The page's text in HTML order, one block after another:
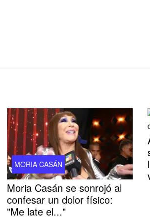
MORIA CASÁN
Moria Casán se sonrojó al
confesar un dolor físico:
"Me late el..."